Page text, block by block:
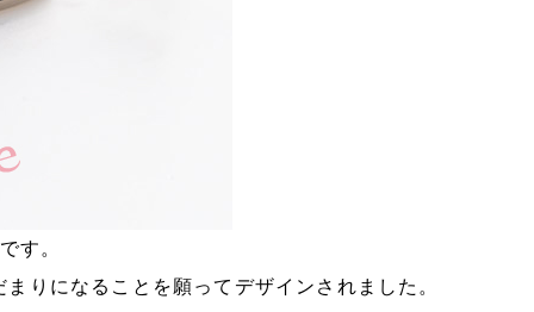
す。
りになることを願ってデザインされました。